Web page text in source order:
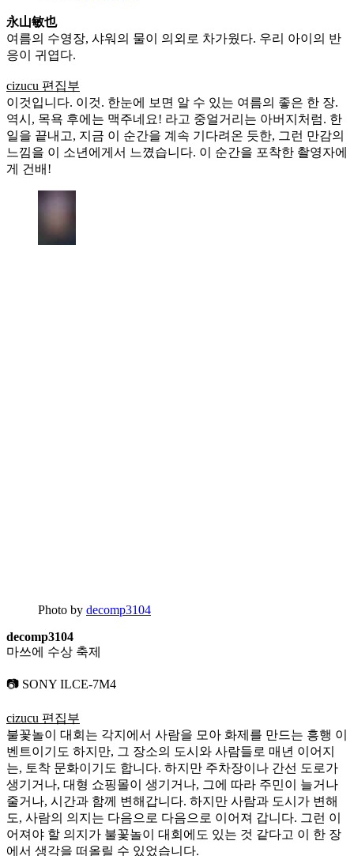
永山敏也
여름의 수영장, 샤워의 물이 의외로 차가웠다. 우리 아이의 반
응이 귀엽다.
cizucu 편집부
이것입니다. 이것. 한눈에 보면 알 수 있는 여름의 좋은 한 장.
역시, 목욕 후에는 맥주네요! 라고 중얼거리는 아버지처럼. 한
일을 끝내고, 지금 이 순간을 계속 기다려온 듯한, 그런 만감의
느낌을 이 소년에게서 느꼈습니다. 이 순간을 포착한 촬영자에
게 건배!
Photo by decomp3104
decomp3104
마쓰에 수상 축제
📷 SONY ILCE-7M4
cizucu 편집부
불꽃놀이 대회는 각지에서 사람을 모아 화제를 만드는 흥행 이
벤트이기도 하지만, 그 장소의 도시와 사람들로 매년 이어지
는, 토착 문화이기도 합니다. 하지만 주차장이나 간선 도로가
생기거나, 대형 쇼핑몰이 생기거나, 그에 따라 주민이 늘거나
줄거나, 시간과 함께 변해갑니다. 하지만 사람과 도시가 변해
도, 사람의 의지는 다음으로 다음으로 이어져 갑니다. 그런 이
어져야 할 의지가 불꽃놀이 대회에도 있는 것 같다고 이 한 장
에서 생각을 떠올릴 수 있었습니다.